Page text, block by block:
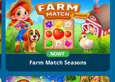
NOWY
Farm Match Seasons